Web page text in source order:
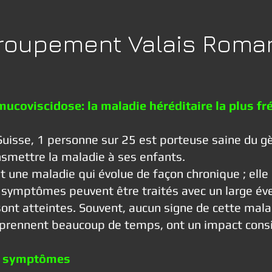
Valais
la maladie héréditaire la plus
1 personne sur 25 est porteuse saine du
la maladie à ses enfants.
une maladie qui évolue de façon chronique ;
symptômes peuvent être traités avec un large
atteintes. Souvent, aucun signe de cette
beaucoup de temps, ont un impact
symptômes